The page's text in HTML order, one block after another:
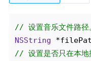
// 设置音乐文件路径
NSString
// 设置是否只在本地